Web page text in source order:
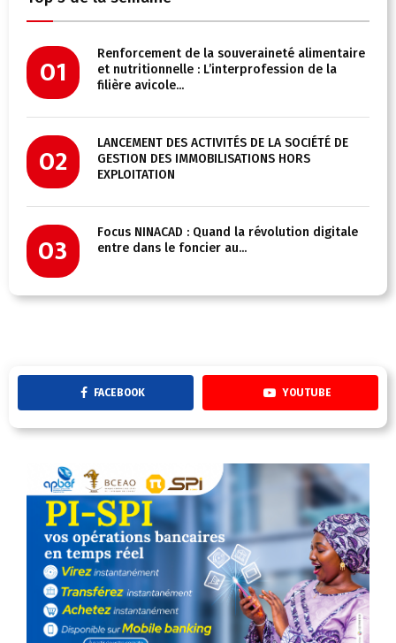
01
Renforcement de la souveraineté alimentaire
et nutritionnelle : L’interprofession de la
filière avicole...
02
LANCEMENT DES ACTIVITÉS DE LA SOCIÉTÉ DE
GESTION DES IMMOBILISATIONS HORS
EXPLOITATION
03
Focus NINACAD : Quand la révolution digitale
entre dans le foncier au...
FACEBOOK YOUTUBE